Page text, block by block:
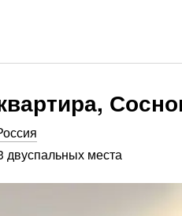
двуспальных места